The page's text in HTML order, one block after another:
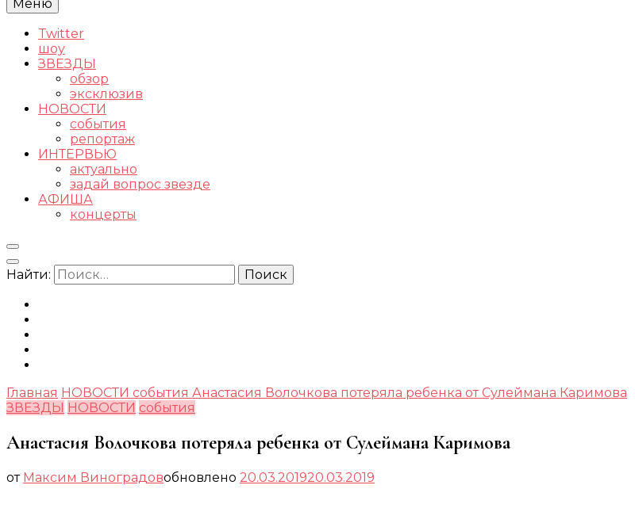
Меню
Twitter
шоу
ЗВЕЗДЫ
обзор
эксклюзив
НОВОСТИ
события
репортаж
ИНТЕРВЬЮ
актуально
задай вопрос звезде
АФИША
концерты
Найти:
Главная НОВОСТИ события Анастасия Волочкова потеряла ребенка от Сулеймана Каримова
ЗВЕЗДЫ НОВОСТИ события
Анастасия Волочкова потеряла ребенка от Сулеймана Каримова
от Максим Виноградовобновлено 20.03.201920.03.2019